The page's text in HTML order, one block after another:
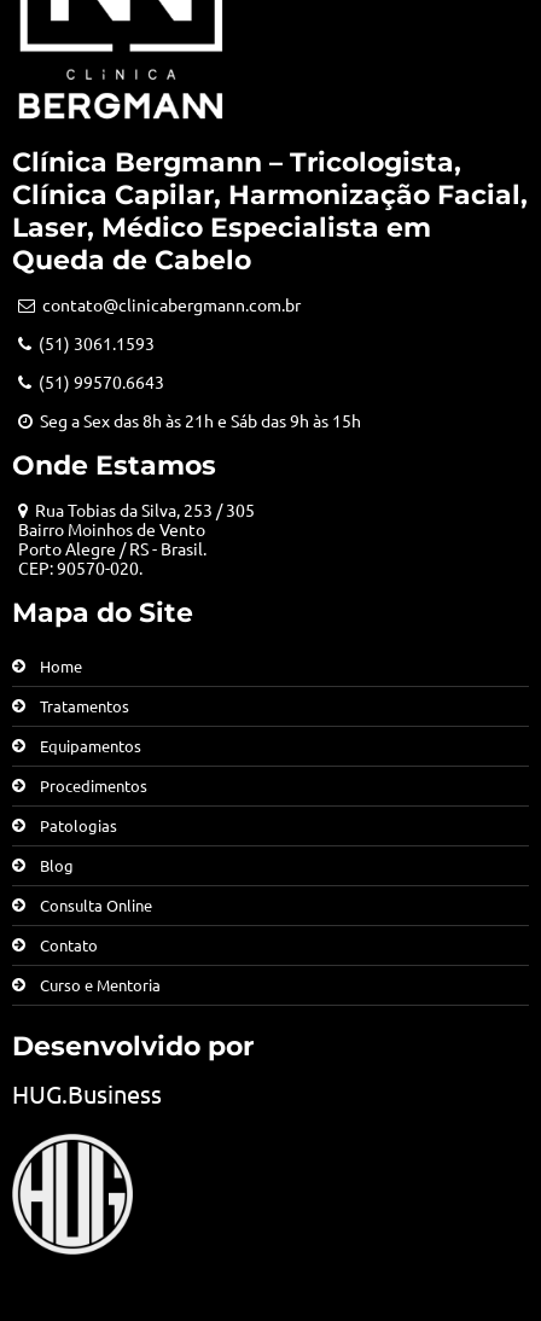
Clínica Bergmann – Tricologista,
Clínica Capilar, Harmonização Facial,
Laser, Médico Especialista em
Queda de Cabelo
contato@clinicabergmann.com.br
(51) 3061.1593
(51) 99570.6643
Seg a Sex das 8h às 21h e Sáb das 9h às 15h
Onde Estamos
Rua Tobias da Silva, 253 / 305
Bairro Moinhos de Vento
Porto Alegre / RS - Brasil.
CEP: 90570-020.
Mapa do Site
Home
Tratamentos
Equipamentos
Procedimentos
Patologias
Blog
Consulta Online
Contato
Curso e Mentoria
Desenvolvido por
HUG.Business